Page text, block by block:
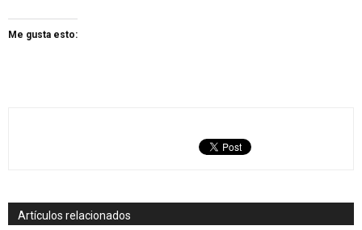
Me gusta esto:
Artículos relacionados